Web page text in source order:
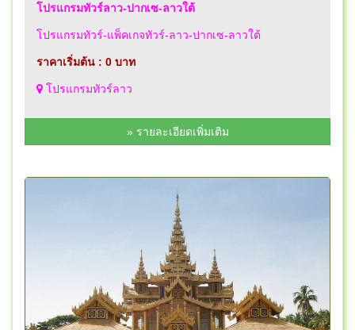
โปรแกรมทัวร์ลาว-ปากเซ-ลาวใต้
โปรแกรมทัวร์-แพ็คเกจทัวร์-ลาว-ปากเซ-ลาวใต้
ราคาเริ่มต้น : 0 บาท
โปรแกรมทัวร์ลาว
» รายละเอียดเพิ่มเติม